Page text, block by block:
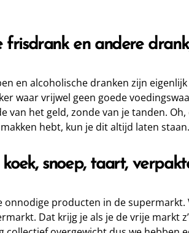
frisdrank en andere
en alcoholische dranken zijn
waar vrijwel geen goede
van het geld, zonde van je tanden.
hebt, kun je dit altijd laten staan.
snoep, taart,
onnodige producten in de supermarkt.
Dat krijg je als je de vrije markt